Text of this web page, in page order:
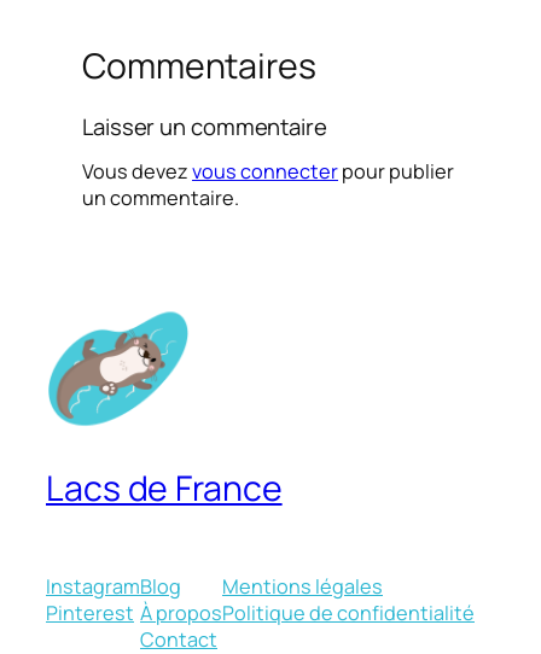
Commentaires
Laisser un commentaire
Vous devezvous connecterpour publier
un commentaire.
Lacs de France
Instagram
Pinterest
Blog
À propos
Contact
Mentions légales
Politique de confidentialité